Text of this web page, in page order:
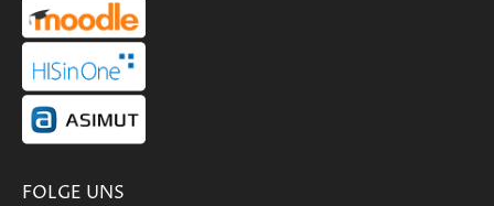
portal link moddle
portal link hisinone
portal link asimut
FOLGE UNS